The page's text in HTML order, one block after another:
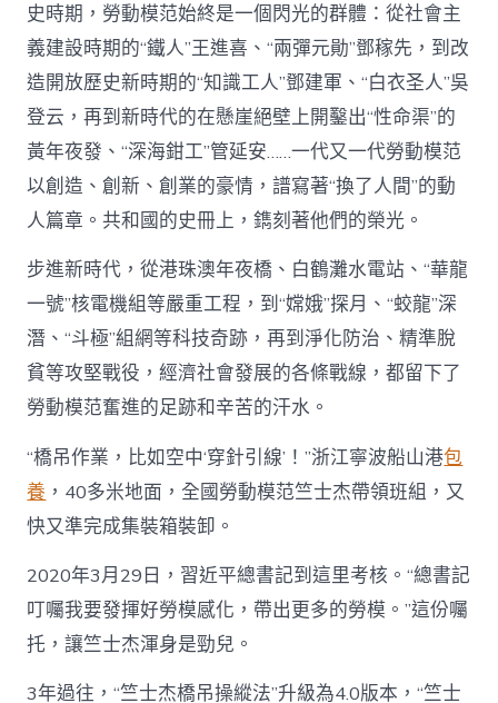
史時期，勞動模范始終是一個閃光的群體：從社會主
義建設時期的“鐵人”王進喜、“兩彈元勛”鄧稼先，到改
造開放歷史新時期的“知識工人”鄧建軍、“白衣圣人”吳
登云，再到新時代的在懸崖絕壁上開鑿出“性命渠”的
黃年夜發、“深海鉗工”管延安……一代又一代勞動模范
以創造、創新、創業的豪情，譜寫著“換了人間”的動
人篇章。共和國的史冊上，鐫刻著他們的榮光。
步進新時代，從港珠澳年夜橋、白鶴灘水電站、“華龍
一號”核電機組等嚴重工程，到“嫦娥”探月、“蛟龍”深
潛、“斗極”組網等科技奇跡，再到淨化防治、精準脫
貧等攻堅戰役，經濟社會發展的各條戰線，都留下了
勞動模范奮進的足跡和辛苦的汗水。
“橋吊作業，比如空中‘穿針引線’！”浙江寧波船山港包
養 ，40多米地面，全國勞動模范竺士杰帶領班組，又
快又準完成集裝箱裝卸。
2020年3月29日，習近平總書記到這里考核。“總書記
叮囑我要發揮好勞模感化，帶出更多的勞模。”這份囑
托，讓竺士杰渾身是勁兒。
3年過往，“竺士杰橋吊操縱法”升級為4.0版本，“竺士